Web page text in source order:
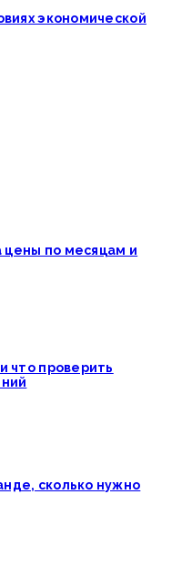
экономической
цены по месяцам и
что проверить
сколько нужно